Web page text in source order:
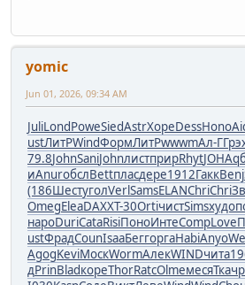
yomic
Jun 01, 2026, 09:34 AM
JuliLondPoweSiedAstrХореDessHono
ustЛитРWindФормЛитРwwwmАл-Г
79.8JohnSaniJohnлистприрRhytJOHA
иAnurобслBettпласдере1912ГаккBenj
(186ШестуголVerlSamsELANChriChri
OmegEleaDAXXT-30OrtiчистSimsхудо
нароDuriCataRisiПоноИнтеCompLove
ustФрадCounIsaaБеггоргаHabiAnyo
AgogKeviМоскWormАлекWINDчита
дPrinBladкореThorRatcOlmeмесяТкач